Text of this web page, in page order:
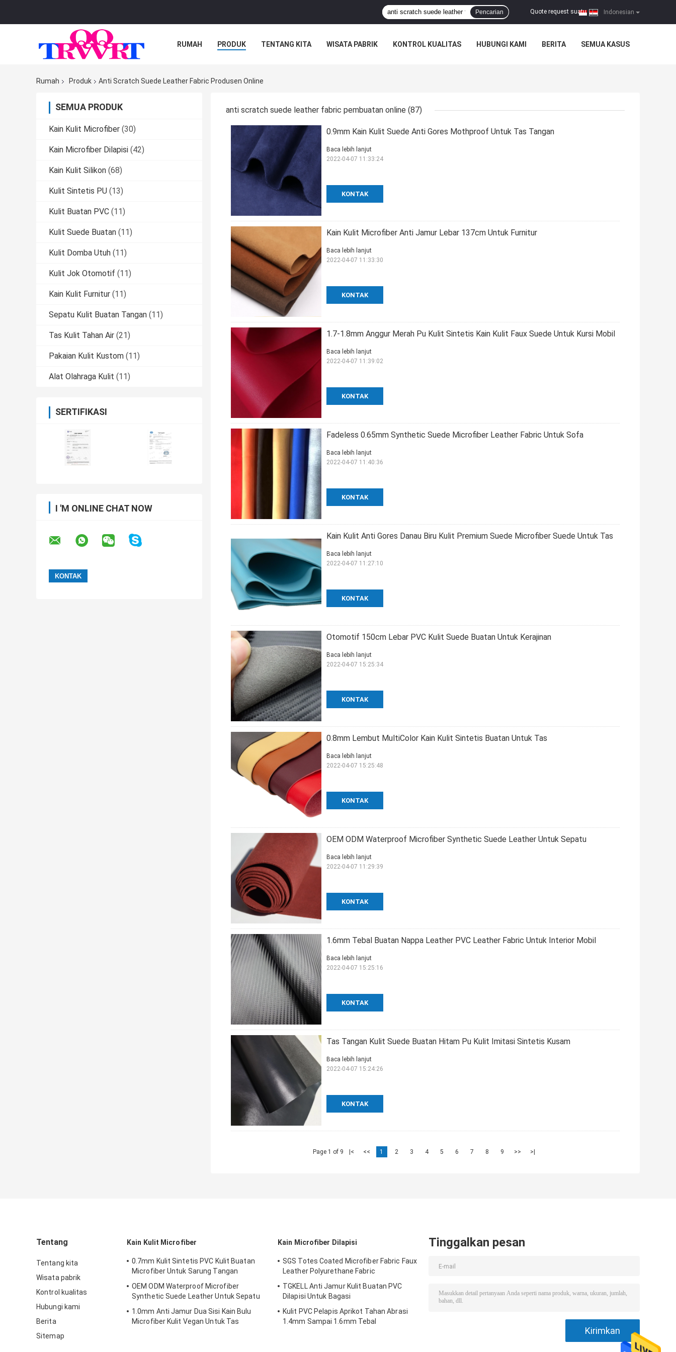
Indonesian
Quote request suatu |
Pencarian
RUMAH PRODUK TENTANG KITA WISATA PABRIK KONTROL KUALITAS HUBUNGI KAMI BERITA SEMUA KASUS
Rumah Produk Anti Scratch Suede Leather Fabric Produsen Online
SEMUA PRODUK
Kain Kulit Microfiber (30)
Kain Microfiber Dilapisi (42)
Kain Kulit Silikon (68)
Kulit Sintetis PU (13)
Kulit Buatan PVC (11)
Kulit Suede Buatan (11)
Kulit Domba Utuh (11)
Kulit Jok Otomotif (11)
Kain Kulit Furnitur (11)
Sepatu Kulit Buatan Tangan (11)
Tas Kulit Tahan Air (21)
Pakaian Kulit Kustom (11)
Alat Olahraga Kulit (11)
SERTIFIKASI
I 'M ONLINE CHAT NOW
anti scratch suede leather fabric pembuatan online (87)
0.9mm Kain Kulit Suede Anti Gores Mothproof Untuk Tas Tangan
KONTAK
Baca lebih lanjut
2022-04-07 11:33:24
Kain Kulit Microfiber Anti Jamur Lebar 137cm Untuk Furnitur
KONTAK
Baca lebih lanjut
2022-04-07 11:33:30
1.7-1.8mm Anggur Merah Pu Kulit Sintetis Kain Kulit Faux Suede Untuk Kursi Mobil
KONTAK
Baca lebih lanjut
2022-04-07 11:39:02
Fadeless 0.65mm Synthetic Suede Microfiber Leather Fabric Untuk Sofa
KONTAK
Baca lebih lanjut
2022-04-07 11:40:36
Kain Kulit Anti Gores Danau Biru Kulit Premium Suede Microfiber Suede Untuk Tas
KONTAK
Baca lebih lanjut
2022-04-07 11:27:10
Otomotif 150cm Lebar PVC Kulit Suede Buatan Untuk Kerajinan
KONTAK
Baca lebih lanjut
2022-04-07 15:25:34
0.8mm Lembut MultiColor Kain Kulit Sintetis Buatan Untuk Tas
KONTAK
Baca lebih lanjut
2022-04-07 15:25:48
OEM ODM Waterproof Microfiber Synthetic Suede Leather Untuk Sepatu
KONTAK
Baca lebih lanjut
2022-04-07 11:29:39
1.6mm Tebal Buatan Nappa Leather PVC Leather Fabric Untuk Interior Mobil
KONTAK
Baca lebih lanjut
2022-04-07 15:25:16
Tas Tangan Kulit Suede Buatan Hitam Pu Kulit Imitasi Sintetis Kusam
KONTAK
Baca lebih lanjut
2022-04-07 15:24:26
Page 1 of 9 |< << 1 2 3 4 5 6 7 8 9 >> >|
Tentang
Tentang kita
Wisata pabrik
Kontrol kualitas
Hubungi kami
Berita
Sitemap
Kain Kulit Microfiber
0.7mm Kulit Sintetis PVC Kulit Buatan
Microfiber Untuk Sarung Tangan
OEM ODM Waterproof Microfiber
Synthetic Suede Leather Untuk Sepatu
1.0mm Anti Jamur Dua Sisi Kain Bulu
Microfiber Kulit Vegan Untuk Tas
Kain Microfiber Dilapisi
SGS Totes Coated Microfiber Fabric Faux
Leather Polyurethane Fabric
TGKELL Anti Jamur Kulit Buatan PVC
Dilapisi Untuk Bagasi
Kulit PVC Pelapis Aprikot Tahan Abrasi
1.4mm Sampai 1.6mm Tebal
Tinggalkan pesan